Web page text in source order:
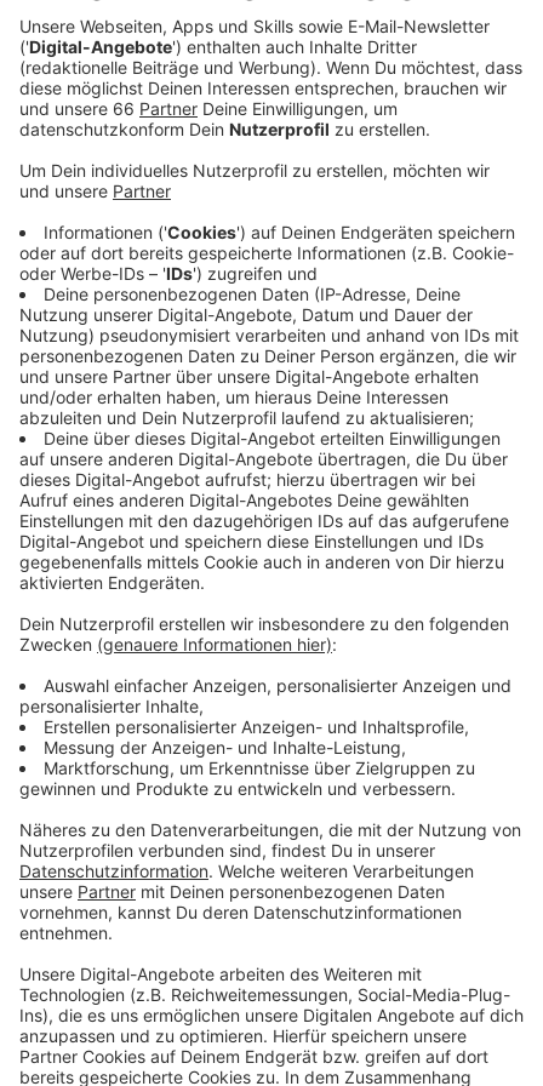
Carlsplatz aufgestellt. Er steht auf der Ecke
Benrather Straße gegenüber von der Bäckerei.
Veröffentlicht:Dienstag, 13.08.2024 05:43
Auch beim Shoppen in der Stadt ist es wichtig, sich
einzucremen, denn die UV-Strahlung der Sonne erhöht
das Risiko für Hautkrebs. Mit dem kostenlosen
Sonnencremespender möchte Visit Düsseldorf nach
eigenen Angaben dazu beitragen, das Risiko von
Hautkrebs zu minimieren und allen einen einfachen
Zugang ermöglichen. Während der Fußball-
Europameisterschaft hatte es in unserer Stadt an
verschiedenen Orten kostenlose
Sonnencremespender gegeben, diese wurden aber
erstmal wieder abgebaut. Andere Länder sind beim
Thema Sonnenschutz schon deutlich weiter. In den
Niederlanden gibt es zum Beispiel an vielen Stränden
aber auch in Parks und in den Innenstädten kostenlose
Sonnencremespender.
Anzeige
Weitere Infos und Links zum Thema:
Hier informiert Visit Düsseldorf
Menschen in der Niederlande bekommen
kostenlosen Sonnenschutz
Hitze in Düsseldorf: Diese Regeln gibt es für
Arbeitgeber